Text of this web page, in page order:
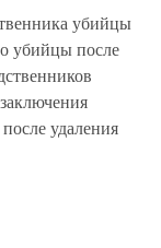
убийцы
убийцы после
удаления